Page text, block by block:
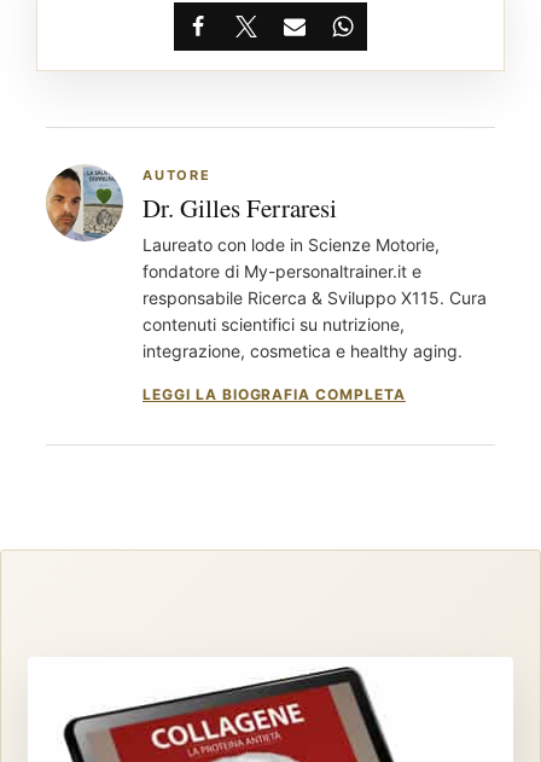
Facebook
X EmailWhatsApp
AUTORE
Dr. Gilles Ferraresi
Laureato con lode in Scienze Motorie,
fondatore di My-personaltrainer.it e
responsabile Ricerca & Sviluppo X115. Cura
contenuti scientifici su nutrizione,
integrazione, cosmetica e healthy aging.
LEGGI LA BIOGRAFIA COMPLETA
SCOPRI COME FUNZIONA